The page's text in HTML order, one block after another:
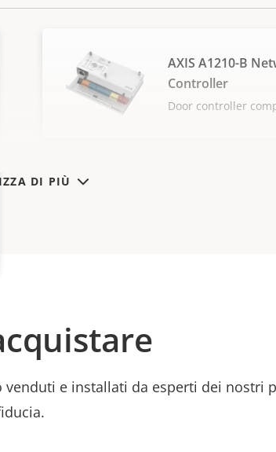
DI PIÙ
AXIS A1210-B
Controller
Door controller
e installati da esperti dei nostri